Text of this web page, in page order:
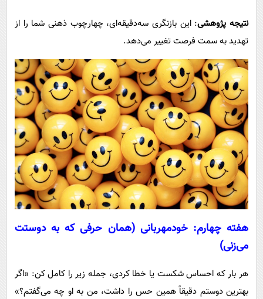
نتیجه پژوهشی: این بازنگری سه‌دقیقه‌ای، چهارچوب ذهنی شما را از
تهدید به سمت فرصت تغییر می‌دهد.
هفته چهارم: خودمهربانی (همان حرفی که به دوستت
می‌زنی)
هر بار که احساس شکست یا خطا کردی، جمله زیر را کامل کن: «اگر
بهترین دوستم دقیقاً همین حس را داشت، من به او چه می‌گفتم؟»